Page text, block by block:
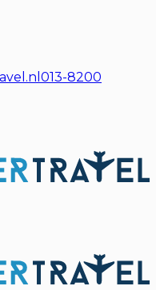
013-8200